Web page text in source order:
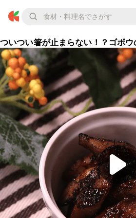
ついつい箸が止まらない！？ゴボウ